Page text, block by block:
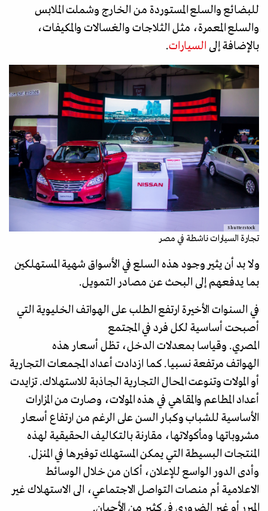
للبضائع والسلع المستوردة من الخارج وشملت الملابس
والسلع المعمرة، مثل الثلاجات والغسالات والمكيفات،
بالإضافة إلى السيارات.
Shutterstock
تجارة السيارات ناشطة في مصر
ولا بد أن يثير وجود هذه السلع في الأسواق شهية المستهلكين
بما يدفعهم إلى البحث عن مصادر التمويل.
في السنوات الأخيرة ارتفع الطلب على الهواتف الخليوية التي
أصبحت أساسية لكل فرد في المجتمع
المصري. وقياسا بمعدلات الدخل، تظل أسعار هذه
الهواتف مرتفعة نسبيا. كما ازدادت أعداد المجمعات التجارية
أو المولات وتنوعت المحال التجارية الجاذبة للاستهلاك. تزايدت
أعداد المطاعم والمقاهي في هذه المولات، وصارت من المزارات
الأساسية للشباب وكبار السن على الرغم من ارتفاع أسعار
مشروباتها ومأكولاتها، مقارنة بالتكاليف الحقيقية لهذه
المنتجات البسيطة التي يمكن المستهلك توفيرها في المنزل.
وأدى الدور الواسع للإعلان، أكان من خلال الوسائط
الاعلامية أم منصات التواصل الاجتماعي، الى الاستهلاك غير